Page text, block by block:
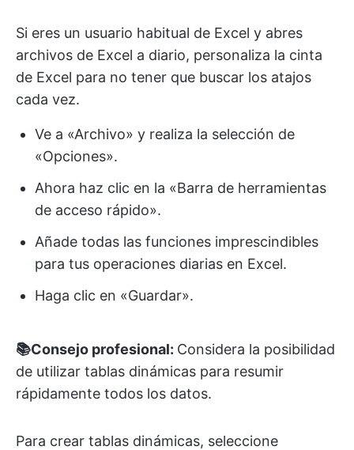
Si eres un usuario habitual de Excel y abres
archivos de Excel a diario, personaliza la cinta
de Excel para no tener que buscar los atajos
cada vez.
Ve a «Archivo» y realiza la selección de
«Opciones».
Ahora haz clic en la «Barra de herramientas
de acceso rápido».
Añade todas las funciones imprescindibles
para tus operaciones diarias en Excel.
Haga clic en «Guardar».
📚Consejo profesional: Considera la posibilidad
de utilizar tablas dinámicas para resumir
rápidamente todos los datos.
Para crear tablas dinámicas, seleccione